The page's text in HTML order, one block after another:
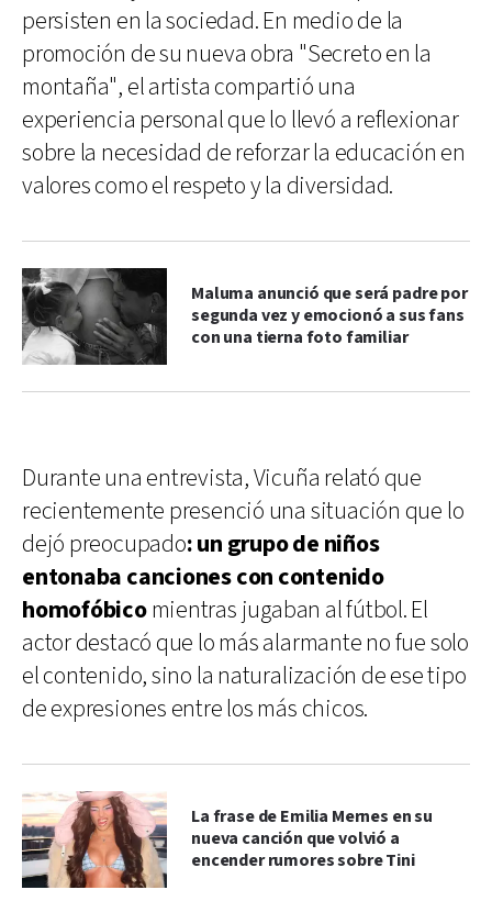
persisten en la sociedad. En medio de la
promoción de su nueva obra "Secreto en la
montaña", el artista compartió una
experiencia personal que lo llevó a reflexionar
sobre la necesidad de reforzar la educación en
valores como el respeto y la diversidad.
Maluma anunció que será padre por
segunda vez y emocionó a sus fans
con una tierna foto familiar
Durante una entrevista, Vicuña relató que
recientemente presenció una situación que lo
dejó preocupado: un grupo de niños
entonaba canciones con contenido
homofóbicomientras jugaban al fútbol. El
actor destacó que lo más alarmante no fue solo
el contenido, sino la naturalización de ese tipo
de expresiones entre los más chicos.
La frase de Emilia Mernes en su
nueva canción que volvió a
encender rumores sobre Tini